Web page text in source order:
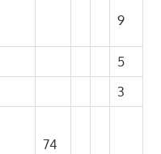
9
5
3
74